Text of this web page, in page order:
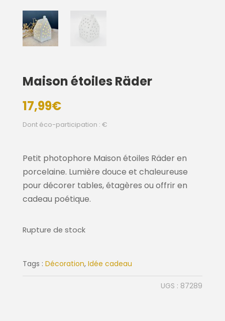
Maison étoiles Räder
17,99€
Dont éco-participation : €
Petit photophore Maison étoiles Räder en
porcelaine. Lumière douce et chaleureuse
pour décorer tables, étagères ou offrir en
cadeau poétique.
Rupture de stock
Tags : Décoration, Idée cadeau
UGS : 87289